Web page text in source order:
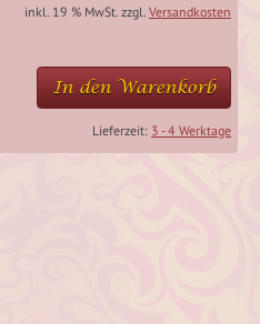
inkl. 19 % MwSt. zzgl. Versandkosten
In den Warenkorb
Lieferzeit: 3 - 4 Werktage